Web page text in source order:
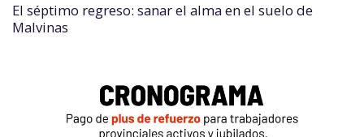
El séptimo regreso: sanar el alma en el suelo de
Malvinas